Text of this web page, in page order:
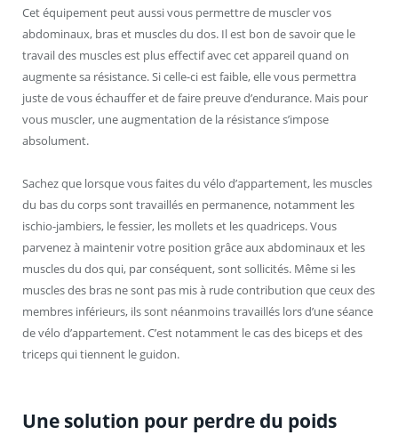
Cet équipement peut aussi vous permettre de muscler vos
abdominaux, bras et muscles du dos. Il est bon de savoir que le
travail des muscles est plus effectif avec cet appareil quand on
augmente sa résistance. Si celle-ci est faible, elle vous permettra
juste de vous échauffer et de faire preuve d’endurance. Mais pour
vous muscler, une augmentation de la résistance s’impose
absolument.
Sachez que lorsque vous faites du vélo d’appartement, les muscles
du bas du corps sont travaillés en permanence, notamment les
ischio-jambiers, le fessier, les mollets et les quadriceps. Vous
parvenez à maintenir votre position grâce aux abdominaux et les
muscles du dos qui, par conséquent, sont sollicités. Même si les
muscles des bras ne sont pas mis à rude contribution que ceux des
membres inférieurs, ils sont néanmoins travaillés lors d’une séance
de vélo d’appartement. C’est notamment le cas des biceps et des
triceps qui tiennent le guidon.
Une solution pour perdre du poids